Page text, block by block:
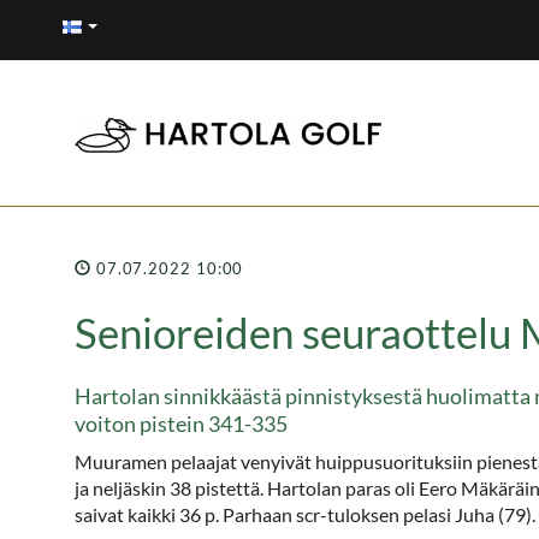
07.07.2022 10:00
Senioreiden seuraottelu
Hartolan sinnikkäästä pinnistyksestä
voiton pistein 341-335
Muuramen pelaajat venyivät huippusuorituksiin
ja neljäskin 38 pistettä. Hartolan paras oli Eero
saivat kaikki 36 p. Parhaan scr-tuloksen pelasi Juha (79).